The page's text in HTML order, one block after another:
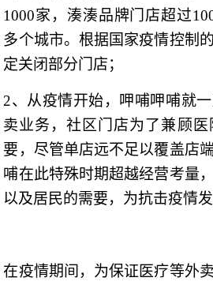
1000家，湊湊品牌门店超过
多个城市。根据国家疫情控制
定关闭部分门店；
2、从疫情开始，呷哺呷哺就
卖业务，社区门店为了兼顾
要，尽管单店远不足以覆盖店
哺在此特殊时期超越经营考量
以及居民的需要，为抗击疫情
在疫情期间，为保证医疗等外